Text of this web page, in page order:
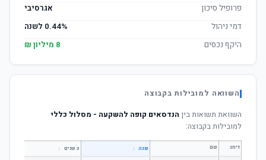
פרופיל סיכון
אגרסיבי
דמי ניהול
0.44% לשנה
היקף נכסים
8 מיליון ₪
השוואה למובילות בקבוצה
השוואת תשואות בין הנדסאים קופה להשקעה - מסלול כללי
למובילות בקבוצה:
דירוג שם שנה ↕ 3 שנים ↕